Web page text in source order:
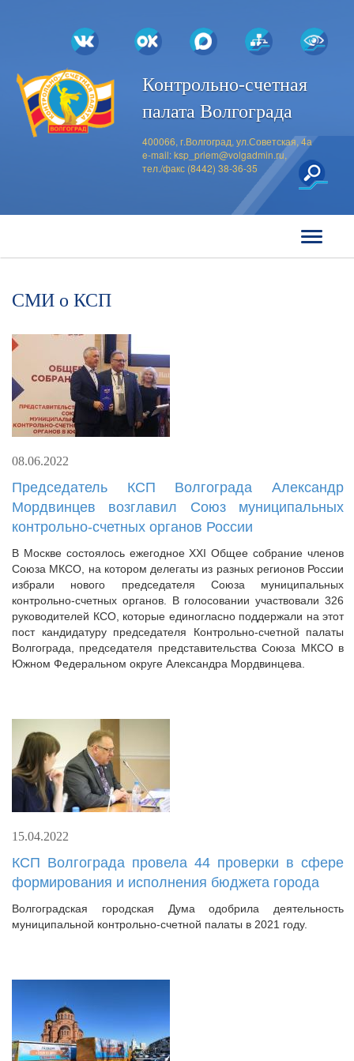
Контрольно-счетная
палата Волгограда
400066, г.Волгоград, ул.Советская, 4а
e-mail:ksp_priem@volgadmin.ru,
тел./факс (8442) 38-36-35
СМИ о КСП
08.06.2022
Председатель КСП Волгограда Александр
Мордвинцев возглавил Союз муниципальных
контрольно-счетных органов России
В Москве состоялось ежегодное XXI Общее собрание членов
Союза МКСО, на котором делегаты из разных регионов России
избрали нового председателя Союза муниципальных
контрольно-счетных органов. В голосовании участвовали 326
руководителей КСО, которые единогласно поддержали на этот
пост кандидатуру председателя Контрольно-счетной палаты
Волгограда, председателя представительства Союза МКСО в
Южном Федеральном округе Александра Мордвинцева.
15.04.2022
КСП Волгограда провела 44 проверки в сфере
формирования и исполнения бюджета города
Волгоградская городская Дума одобрила деятельность
муниципальной контрольно-счетной палаты в 2021 году.